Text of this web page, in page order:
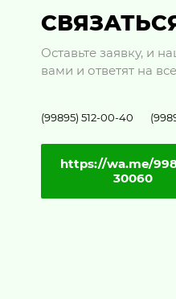
Оставьте заявку, и
вами и ответят на
(99895) 512-00-40
https://wa.me/
30060